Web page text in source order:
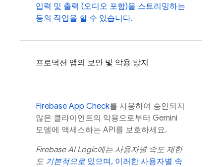
입력 및 출력 (오디오 포함)을 스트리밍하는
등의 작업을 할 수 있습니다.
프로덕션 앱의 보안 및 악용 방지
Firebase App Check를 사용하여 승인되지
않은 클라이언트의 악용으로부터 Gemini
모델에 액세스하는 API를 보호하세요.
Firebase AI Logic에는 사용자별 속도 제한
도 기본적으로 있으며, 이러한 사용자별 속